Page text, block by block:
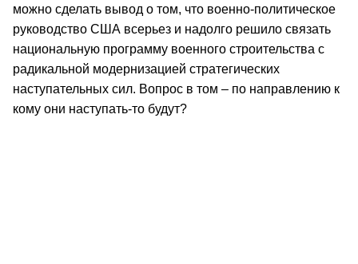
можно сделать вывод о том, что военно-политическое
руководство США всерьез и надолго решило связать
национальную программу военного строительства с
радикальной модернизацией стратегических
наступательных сил. Вопрос в том – по направлению к
кому они наступать-то будут?